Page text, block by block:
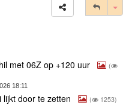
met 06Z op +120 uur
(
18:11
door te zetten ( 1253)